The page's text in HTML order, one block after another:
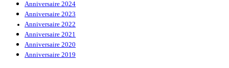
Anniversaire 2024
Anniversaire 2023
Anniversaire 2022
Anniversaire 2021
Anniversaire 2020
Anniversaire 2019